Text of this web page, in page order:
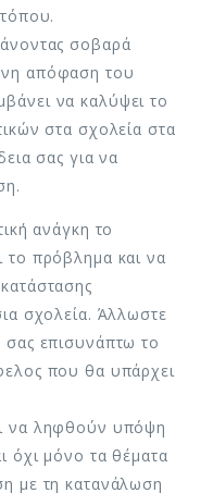
σοβαρά
απόφαση του
να καλύψει το
στα σχολεία στα
σας για να
ανάγκη το
το πρόβλημα και να
σχολεία. Άλλωστε
επισυνάπτω το
που θα υπάρχει
να ληφθούν υπόψη
όχι μόνο τα θέματα
με τη κατανάλωση